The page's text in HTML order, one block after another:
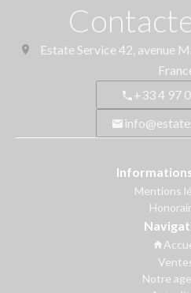
Estate Service42, avenue
+33 4 97
Mentions
Notre